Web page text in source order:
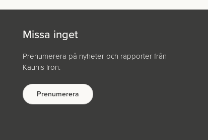
Missa inget
Prenumerera på nyheter och rapporter från
Kaunis Iron.
Prenumerera